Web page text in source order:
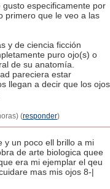
especificamente por
primero que le veo a las
y de ciencia ficción
puro ojo(s) o
de su anatomía.
pareciera estar
llegan a decir que los ojos
(responder)
y un poco ell brillo a mi
de arte biologica quee
era mi ejemplar el qeu
mas mis ojos 8-|